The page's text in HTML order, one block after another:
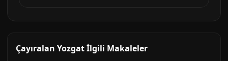
Çayıralan Yozgat İlgili Makaleler